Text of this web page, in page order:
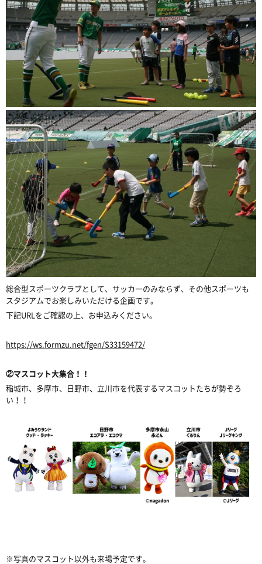
総合型スポーツクラブとして、サッカーのみならず、その他スポーツも
スタジアムでお楽しみいただける企画です。
下記URLをご確認の上、お申込みください。
https://ws.formzu.net/fgen/S33159472/
②マスコット大集合！！
稲城市、多摩市、日野市、立川市を代表するマスコットたちが勢ぞろ
い！！
※写真のマスコット以外も来場予定です。